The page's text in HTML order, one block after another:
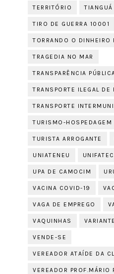
TERRITÓRIO TIANGUÁ
TIRO DE GUERRA 10001
TORRANDO O DINHEIRO
TRAGEDIA NO MAR
TRANSPARÊNCIA
TRANSPORTE ILEGAL DE
TRANSPORTE
TURISMO-HOSPEDAGEM
TURISTA ARROGANTE
UNIATENEU
UPA DE CAMOCIM
VACINA COVID-19
VAGA DE EMPREGO
VAQUINHAS
VENDE-SE
VEREADOR ATAÍDE DA
VEREADOR PROF.MÁRIO